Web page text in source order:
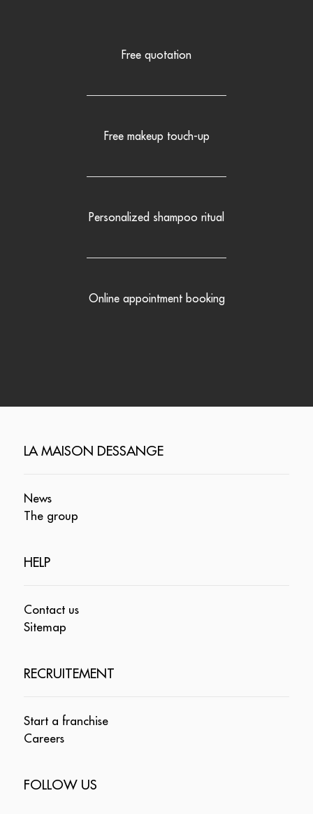
Free quotation
Free makeup touch-up
Personalized shampoo ritual
Online appointment booking
LA MAISON DESSANGE
News
The group
HELP
Contact us
Sitemap
RECRUITEMENT
Start a franchise
Careers
FOLLOW US